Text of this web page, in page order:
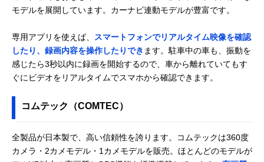
モデルを展開しています。カーナビ連動モデルが豊富です。
専用アプリを使えば、 スマートフォンでリアルタイム映像を確認
したり、録画内容を操作したりでき ます。駐車中の車も、振動を
感じたら3秒以内に録画を開始するので、車から離れていてもす
ぐにビデオをリアルタイムでスマホから確認できます。
コムテック（COMTEC）
全製品が日本製で、高い信頼性を誇ります。コムテックは360度
カメラ・2カメモデル・1カメモデルを販売。ほとんどのモデルが